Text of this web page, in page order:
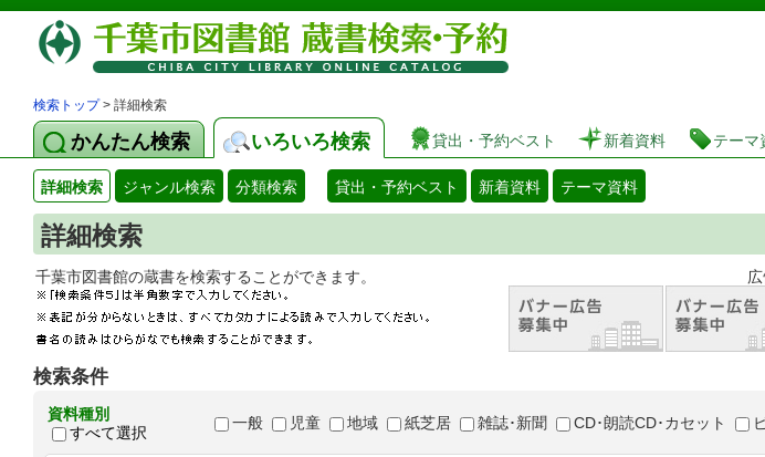
図書館 蔵書検索・予約システム
検索トップ> 詳細検索
かんたん検索 いろいろ検索 貸出・予約ベスト 新着資料 テーマ
詳細検索 ジャンル検索 分類検索 貸出・予約ベスト 新着資料 テーマ資料
詳細検索
千葉市図書館の蔵書を検索することができます。 広告(バナー広告等につ
検索条件
資料種別
すべて選択
一般 児童 地域 紙芝居 雑誌･新聞 CD･朗読CD･カセット